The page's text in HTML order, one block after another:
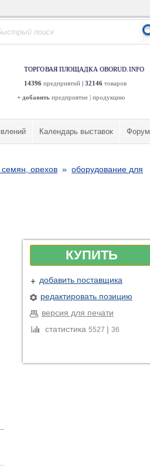
ТОРГОВАЯ ПЛОЩАДКА OBORUD.INFO
14396 предприятий | 32146 товаров
+ добавить предприятие | продукцию
Календарь выставок Форум
орехов » оборудование для
КУПИТЬ
добавить поставщика
редактировать позицию
версия для печати
статистика 5527 | 36